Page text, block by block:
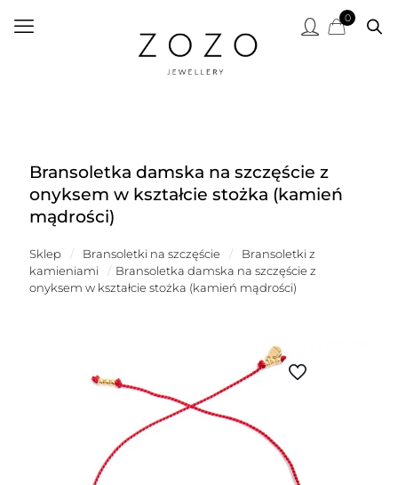
0
Bransoletka damska na szczęście z
onyksem w kształcie stożka (kamień
mądrości)
Sklep / Bransoletki na szczęście /
Bransoletki z
kamieniami
/ Bransoletka damska na szczęście z
onyksem w kształcie stożka (kamień mądrości)